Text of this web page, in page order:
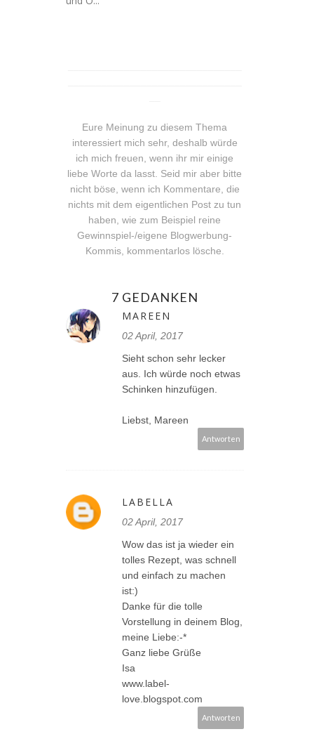
Eure Meinung zu diesem Thema
interessiert mich sehr, deshalb würde
ich mich freuen, wenn ihr mir einige
liebe Worte da lasst. Seid mir aber bitte
nicht böse, wenn ich Kommentare, die
nichts mit dem eigentlichen Post zu tun
haben, wie zum Beispiel reine
Gewinnspiel-/eigene Blogwerbung-
Kommis, kommentarlos lösche.
7 GEDANKEN
MAREEN
02 April, 2017
Sieht schon sehr lecker
aus. Ich würde noch etwas
Schinken hinzufügen.
Liebst, Mareen
Antworten
LABELLA
02 April, 2017
Wow das ist ja wieder ein
tolles Rezept, was schnell
und einfach zu machen
ist:)
Danke für die tolle
Vorstellung in deinem Blog,
meine Liebe:-*
Ganz liebe Grüße
Isa
www.label-
love.blogspot.com
Antworten